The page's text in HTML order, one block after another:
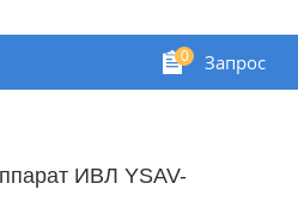
0 Запрос
ИВЛ YSAV-